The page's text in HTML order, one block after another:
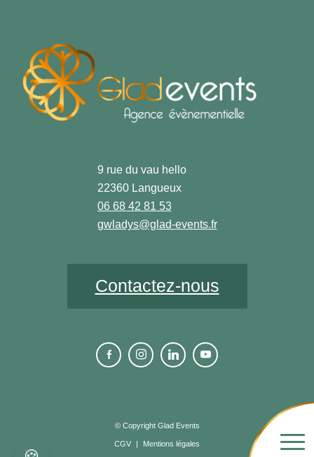
9 rue du vau hello
22360 Langueux
06 68 42 81 53
gwladys@glad-events.fr
Contactez-nous
© Copyright Glad Events
CGV Mentions légales